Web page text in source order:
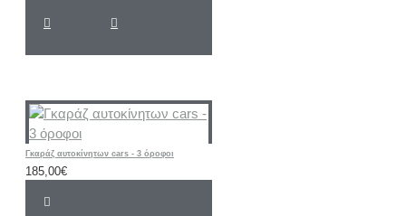
Γκαράζ αυτοκίνητων cars - 3 όροφοι
185,00€